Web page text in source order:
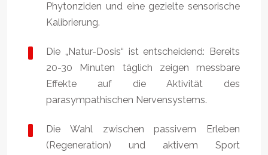
Phytonziden und eine gezielte sensorische
Kalibrierung.
Die „Natur-Dosis“ ist entscheidend: Bereits
20-30 Minuten täglich zeigen messbare
Effekte auf die Aktivität des
parasympathischen Nervensystems.
Die Wahl zwischen passivem Erleben
(Regeneration) und aktivem Sport